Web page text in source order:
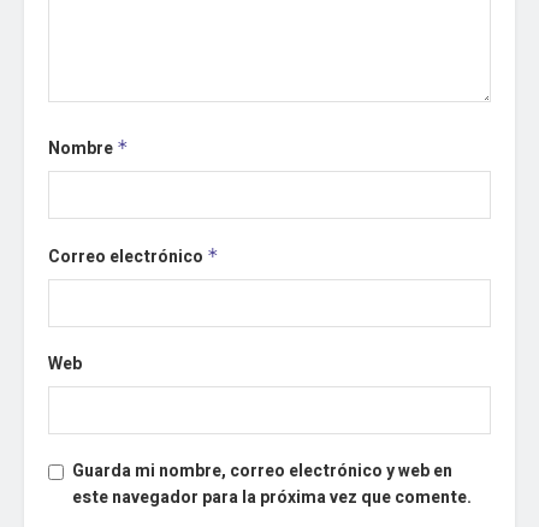
Nombre *
Correo electrónico *
Web
Guarda mi nombre, correo electrónico y web en
este navegador para la próxima vez que comente.